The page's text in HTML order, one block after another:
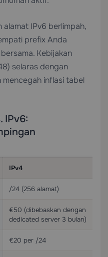
IPv6 berlimpah,
prefix Anda
Kebijakan
selaras dengan
mencegah inflasi tabel
IPv6:
IPv4
/24 (256 alamat)
€50 (dibebaskan dengan
dedicated server 3 bulan)
€20 per /24